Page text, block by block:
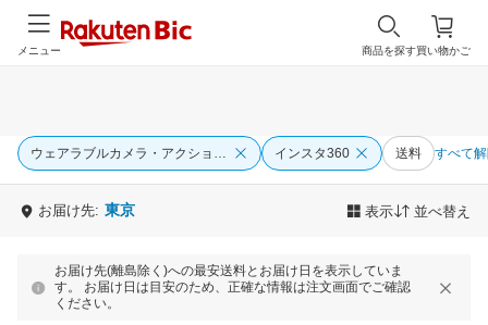
買い物かご
商品を探す
メニュー
インスタ360 送料 すべて
お届け先: 東京 表示 並べ替え
お届け先(離島除く)への最安送料とお届け日を表示していま
す。 お届け日は目安のため、正確な情報は注文画面でご確認
ください。